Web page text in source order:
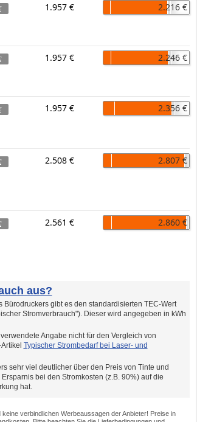
1.957 € 2.216 €
1.957 € 2.246 €
1.957 € 2.356 €
2.508 € 2.807 €
2.561 € 2.860 €
aus?
gibt es den standardisierten TEC-Wert
Stromverbrauch"). Dieser wird angegeben in kWh
Angabe nicht für den Vergleich von
Typischer Strombedarf bei Laser- und
sehr viel deutlicher über den Preis von Tinte und
bei den Stromkosten (z.B. 90%) auf die
hat.
verbindlichen Werbeaussagen der Anbieter! Preise in